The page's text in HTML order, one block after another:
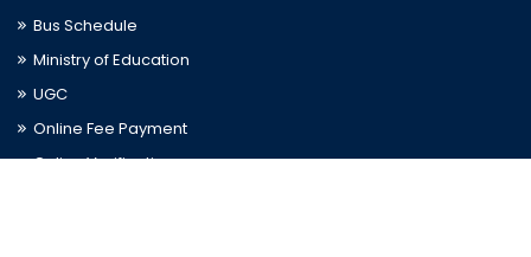
Bus Schedule
Ministry of Education
UGC
Online Fee Payment
Online Verification